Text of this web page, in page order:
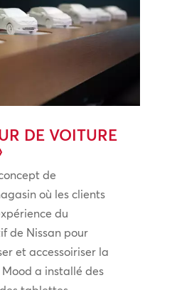
DE VOITURE
de
où les clients
du
de Nissan pour
et accessoiriser la
a installé des